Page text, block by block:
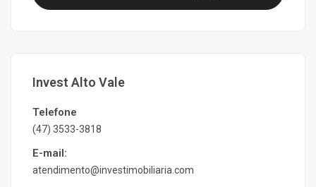
Invest Alto Vale
Telefone
(47) 3533-3818
E-mail:
atendimento@investimobiliaria.com